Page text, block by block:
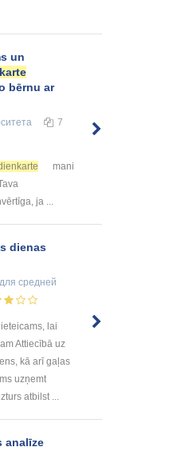
un
bērnu ar
7
mani
ja ...
dienas
для средней
lai
Attiecībā uz
kā arī gaļas
uzņemt
atbilst ...
analīze